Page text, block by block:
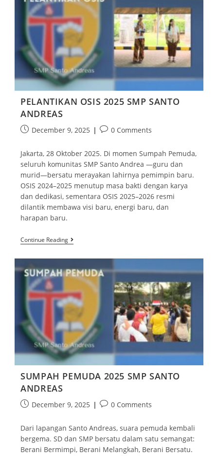
PELANTIKAN OSIS 2025 SMP SANTO
ANDREAS
December 9, 2025 0 Comments
Jakarta, 28 Oktober 2025. Di momen Sumpah Pemuda,
seluruh komunitas SMP Santo Andrea —guru dan
murid—bersatu merayakan lahirnya pemimpin baru.
OSIS 2024–2025 menutup masa bakti dengan karya
dan dedikasi, sementara OSIS 2025–2026 resmi
dilantik membawa visi baru, energi baru, dan
harapan baru.
Continue Reading
SUMPAH PEMUDA 2025 SMP SANTO
ANDREAS
December 9, 2025 0 Comments
Dari lapangan Santo Andreas, suara pemuda kembali
bergema. SD dan SMP bersatu dalam satu semangat:
Berani Bermimpi, Berani Melangkah, Berani Bersatu.